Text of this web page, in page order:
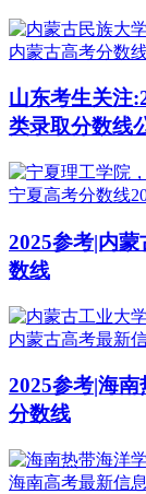
内蒙古高考分数
山东考生关注
类录取分数线
宁夏高考分数线
2025参考|内
数线
内蒙古高考最新
2025参考|海
分数线
海南高考最新信息